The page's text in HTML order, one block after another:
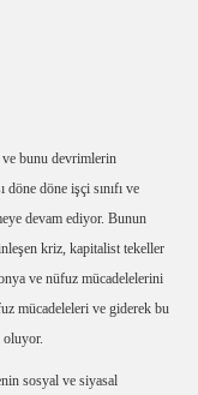
ve bunu devrimlerin
döne işçi sınıfı ve
devam ediyor. Bunun
kriz, kapitalist tekeller
ve nüfuz mücadelelerini
mücadeleleri ve giderek bu
oluyor.
sosyal ve siyasal